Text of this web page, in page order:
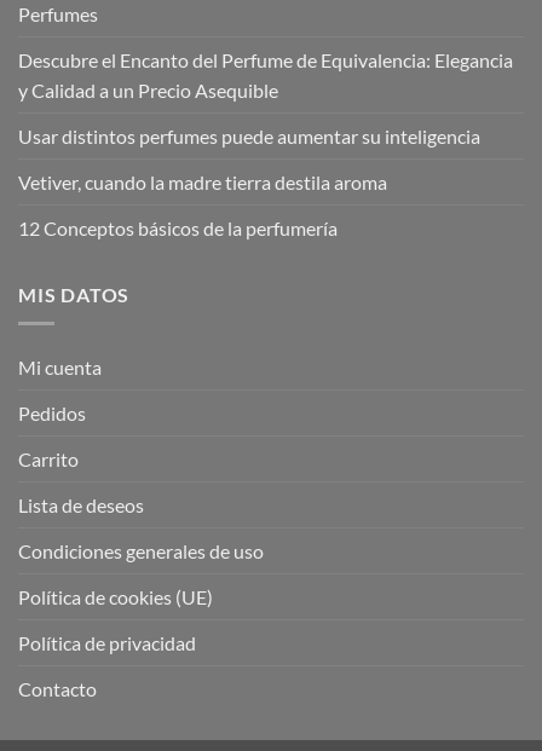
Perfumes
Descubre el Encanto del Perfume de Equivalencia: Elegancia
y Calidad a un Precio Asequible
Usar distintos perfumes puede aumentar su inteligencia
Vetiver, cuando la madre tierra destila aroma
12 Conceptos básicos de la perfumería
MIS DATOS
Mi cuenta
Pedidos
Carrito
Lista de deseos
Condiciones generales de uso
Política de cookies (UE)
Política de privacidad
Contacto